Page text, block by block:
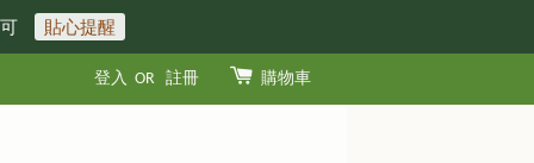
貼心提醒
登入 OR 註冊 購物車